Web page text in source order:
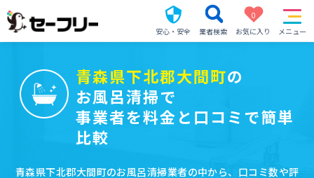
安心・安全 業者検索
0
お気に入り
メニュー
青森県下北郡大間町の
お風呂清掃で
事業者を料金と口コミで簡単
比較
青森県下北郡大間町のお風呂清掃業者の中から、口コミ数や評